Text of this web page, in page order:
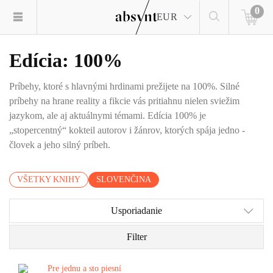
EUR
0
Edícia: 100%
Príbehy, ktoré s hlavnými hrdinami prežijete na 100%. Silné
príbehy na hrane reality a fikcie vás pritiahnu nielen sviežim
jazykom, ale aj aktuálnymi témami. Edícia 100% je
„stopercentný“ kokteil autorov i žánrov, ktorých spája jedno -
človek a jeho silný príbeh.
VŠETKY KNIHY SLOVENČINA
Usporiadanie
Filter